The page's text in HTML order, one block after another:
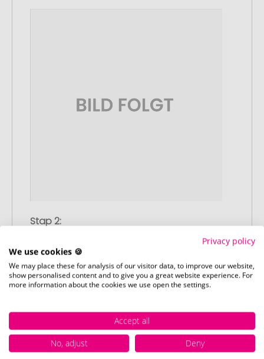
Stap 2:
Upload uw logo of ontwerp op onze
afrekenpagina (checkout) en rond uw
bestelling af. Mocht u op dit moment
geen geschikt bestand beschikbaar
Stap 3:
Privacy policy
We use cookies 🍪
We may place these for analysis of our visitor data, to improve our website,
show personalised content and to give you a great website experience. For
more information about the cookies we use open the settings.
Accept all
No, adjust
Deny